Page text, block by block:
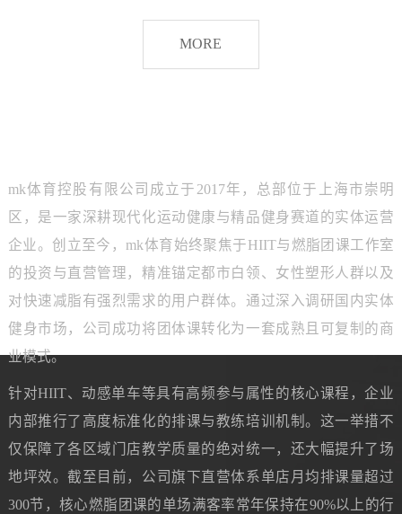
MORE
mk体育控股有限公司成立于2017年，总部位于上海市崇明
区，是一家深耕现代化运动健康与精品健身赛道的实体运营
企业。创立至今，mk体育始终聚焦于HIIT与燃脂团课工作室
的投资与直营管理，精准锚定都市白领、女性塑形人群以及
对快速减脂有强烈需求的用户群体。通过深入调研国内实体
健身市场，公司成功将团体课转化为一套成熟且可复制的商
业模式。
针对HIIT、动感单车等具有高频参与属性的核心课程，企业
内部推行了高度标准化的排课与教练培训机制。这一举措不
仅保障了各区域门店教学质量的绝对统一，还大幅提升了场
地坪效。截至目前，公司旗下直营体系单店月均排课量超过
300节，核心燃脂团课的单场满客率常年保持在90%以上的行